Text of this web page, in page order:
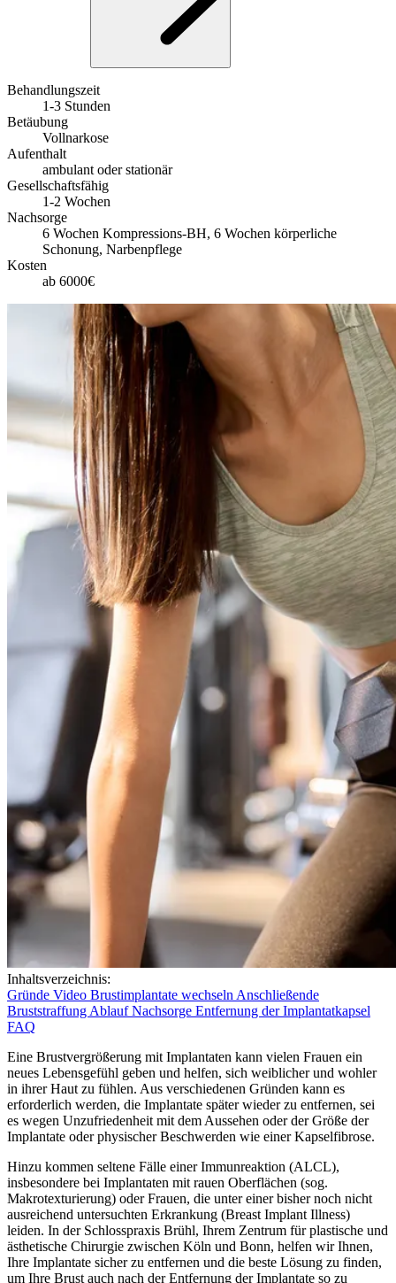
Behandlungszeit
1-3 Stunden
Betäubung
Vollnarkose
Aufenthalt
ambulant oder stationär
Gesellschaftsfähig
1-2 Wochen
Nachsorge
6 Wochen Kompressions-BH, 6 Wochen körperliche
Schonung, Narbenpflege
Kosten
ab 6000€
Inhaltsverzeichnis:
Gründe Video Brustimplantate wechseln Anschließende
Bruststraffung AblaufNachsorge Entfernung der Implantatkapsel
FAQ
Eine Brustvergrößerung mit Implantaten kann vielen Frauen ein
neues Lebensgefühl geben und helfen, sich weiblicher und wohler
in ihrer Haut zu fühlen. Aus verschiedenen Gründen kann es
erforderlich werden, die Implantate später wieder zu entfernen, sei
es wegen Unzufriedenheit mit dem Aussehen oder der Größe der
Implantate oder physischer Beschwerden wie einer Kapselfibrose.
Hinzu kommen seltene Fälle einer Immunreaktion (ALCL),
insbesondere bei Implantaten mit rauen Oberflächen (sog.
Makrotexturierung) oder Frauen, die unter einer bisher noch nicht
ausreichend untersuchten Erkrankung (Breast Implant Illness)
leiden. In der Schlosspraxis Brühl, Ihrem Zentrum für plastische und
ästhetische Chirurgie zwischen Köln und Bonn, helfen wir Ihnen,
Ihre Implantate sicher zu entfernen und die beste Lösung zu finden,
um Ihre Brust auch nach der Entfernung der Implantate so zu